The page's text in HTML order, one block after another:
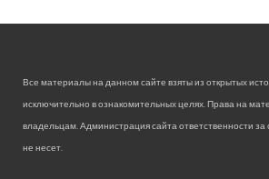
Все материалы на данном сайте взяты из открытых
исключительно в ознакомительных целях. Права на
владельцам. Администрация сайта ответственности
не несет.